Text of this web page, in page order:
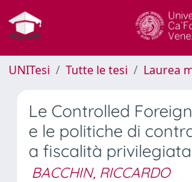
UNITesi Tutte le tesi Laurea
Le Controlled
e le politiche di
a fiscalità privilegiata
BACCHIN, RICCARDO